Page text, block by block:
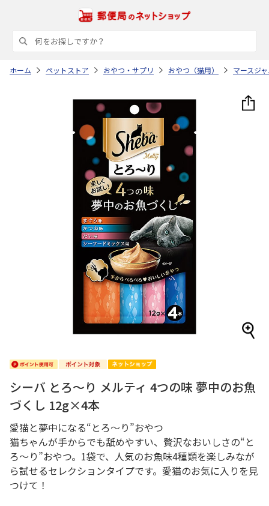
ホーム ペットストア おやつ・サプリ おやつ（猫用） マースジ
シーバ とろ～り メルティ 4つの味 夢中のお魚
づくし 12g×4本
愛猫と夢中になる“とろ～り”おやつ
猫ちゃんが手からでも舐めやすい、贅沢なおいしさの“と
ろ～り”おやつ。1袋で、人気のお魚味4種類を楽しみなが
ら試せるセレクションタイプです。愛猫のお気に入りを見
つけて！